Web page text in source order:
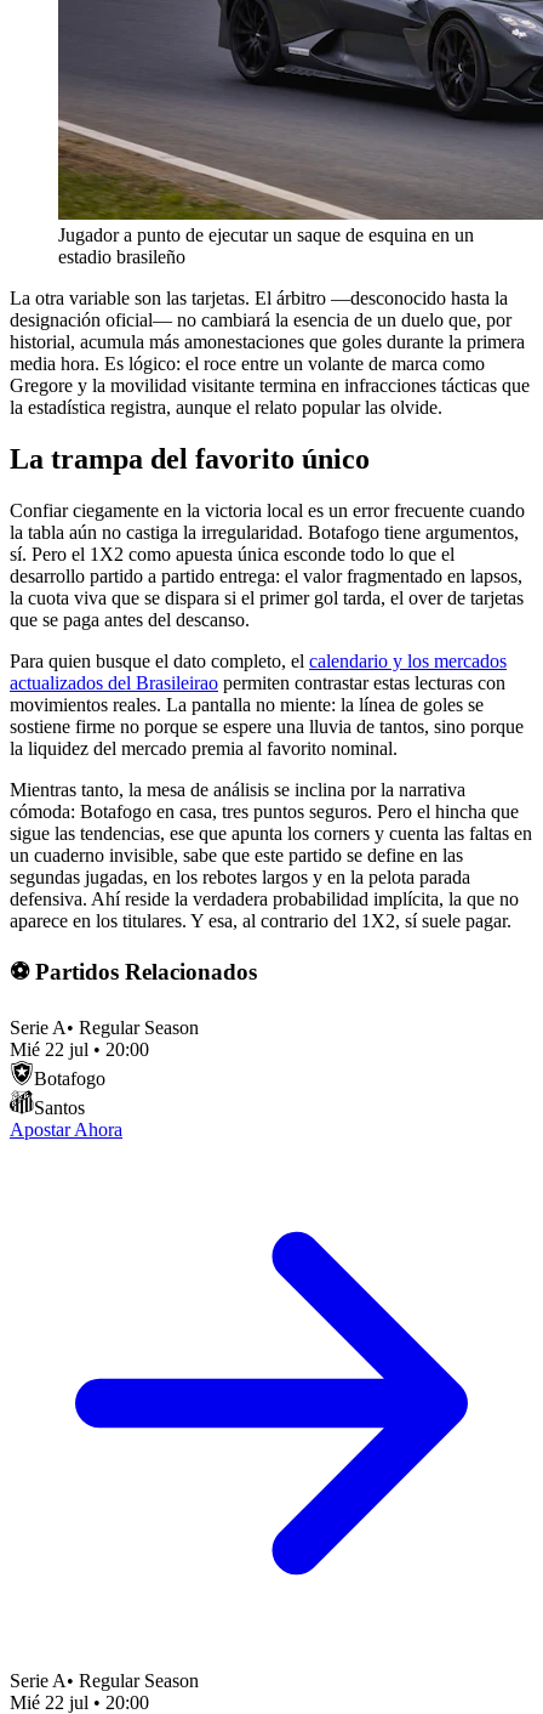
Jugador a punto de ejecutar un saque de esquina en un
estadio brasileño
La otra variable son las tarjetas. El árbitro —desconocido hasta la
designación oficial— no cambiará la esencia de un duelo que, por
historial, acumula más amonestaciones que goles durante la primera
media hora. Es lógico: el roce entre un volante de marca como
Gregore y la movilidad visitante termina en infracciones tácticas que
la estadística registra, aunque el relato popular las olvide.
La trampa del favorito único
Confiar ciegamente en la victoria local es un error frecuente cuando
la tabla aún no castiga la irregularidad. Botafogo tiene argumentos,
sí. Pero el 1X2 como apuesta única esconde todo lo que el
desarrollo partido a partido entrega: el valor fragmentado en lapsos,
la cuota viva que se dispara si el primer gol tarda, el over de tarjetas
que se paga antes del descanso.
Para quien busque el dato completo, el calendario y los mercados
actualizados del Brasileirao permiten contrastar estas lecturas con
movimientos reales. La pantalla no miente: la línea de goles se
sostiene firme no porque se espere una lluvia de tantos, sino porque
la liquidez del mercado premia al favorito nominal.
Mientras tanto, la mesa de análisis se inclina por la narrativa
cómoda: Botafogo en casa, tres puntos seguros. Pero el hincha que
sigue las tendencias, ese que apunta los corners y cuenta las faltas en
un cuaderno invisible, sabe que este partido se define en las
segundas jugadas, en los rebotes largos y en la pelota parada
defensiva. Ahí reside la verdadera probabilidad implícita, la que no
aparece en los titulares. Y esa, al contrario del 1X2, sí suele pagar.
⚽ Partidos Relacionados
Serie A• Regular Season
Mié 22 jul • 20:00
Botafogo
Santos
Apostar Ahora
Serie A• Regular Season
Mié 22 jul • 20:00